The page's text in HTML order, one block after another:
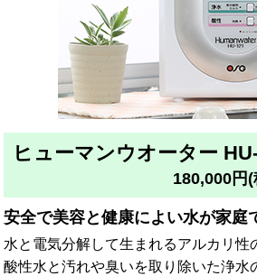
ヒューマンウオーター
180,000円(
安全で美容と健康によい水が家庭
水と電気分解して生まれるアルカリ性
酸性水と汚れや臭いを取り除いた浄水